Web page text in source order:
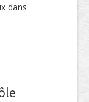
dans